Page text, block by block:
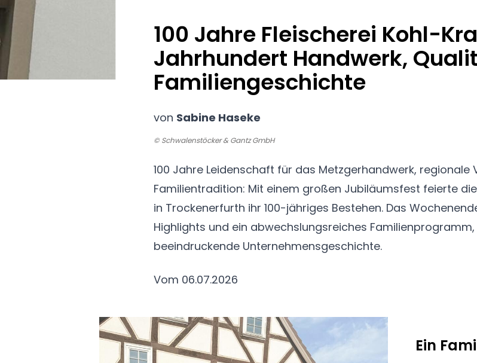
100 Jahre Fleischerei Kohl-
Jahrhundert Handwerk,
Familiengeschichte
von Sabine Haseke
© Schwalenstöcker & Gantz GmbH
100 Jahre Leidenschaft für das Metzgerhandwerk,
Familientradition: Mit einem großen Jubiläumsfest feierte
in Trockenerfurth ihr 100-jähriges Bestehen. Das
Highlights und ein abwechslungsreiches
beeindruckende Unternehmensgeschichte.
Vom 06.07.2026
Ein